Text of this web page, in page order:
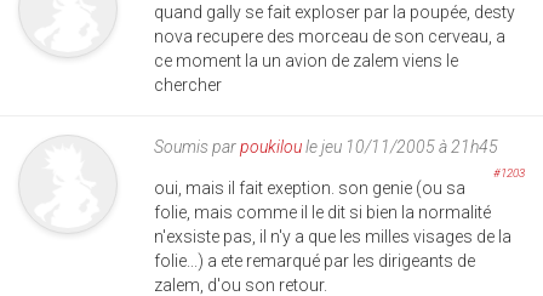
quand gally se fait exploser par la poupée, desty
nova recupere des morceau de son cerveau, a
ce moment la un avion de zalem viens le
chercher
Soumis parpoukiloule jeu 10/11/2005 à 21h45
#1203
oui, mais il fait exeption. son genie (ou sa
folie, mais comme il le dit si bien la normalité
n'exsiste pas, il n'y a que les milles visages de la
folie...) a ete remarqué par les dirigeants de
zalem, d'ou son retour.